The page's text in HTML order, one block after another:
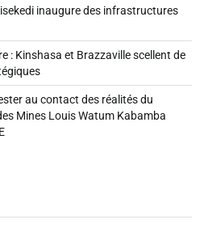
inaugure des infrastructures
: Kinshasa et Brazzaville scellent de
au contact des réalités du
Mines Louis Watum Kabamba